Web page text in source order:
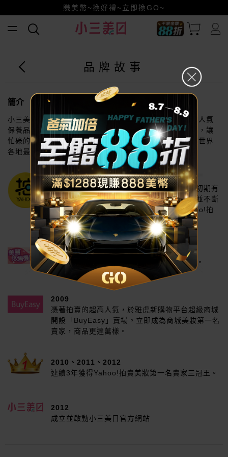
賺美幣~換好禮~立即換GO~
小三美日x全支付~美幣+全點折上折超划算
品牌故事
簡介
小三美日主打平價便利的美妝通路平台，網羅各國優質的人氣
保養品，以最優惠的批發價格販售各國最新保養、彩妝品，讓
忙碌的您，輕鬆享受由內而外的完美呵護，並可立即掌握世界
各地最新的美妝訊息，天天都能體驗不同的美麗秘密。
2006
許書林與許婕穎兄妹開始成立專業賣場，以初期有
限的產線投入市場後，努力掌握消費者需求並不斷
擴充產品線，讓公司規模日漸壯大，在Yahoo!拍
賣商店中嶄露頭角。
2008
跨足PChome平台開設「美麗販售機」賣場。
2009
憑著拍賣的超高人氣，於雅虎新購物平台超級商城
開設「BuyEasy」賣場。立即成為商城美妝第一名
賣家，商品更達萬樣。
2010、2011、2012
連續3年獲得Yahoo!拍賣美妝第一名賣家三冠王。
2012
成立並啟動小三美日官方網站